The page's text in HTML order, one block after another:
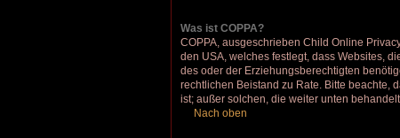
Was ist COPPA?
COPPA, ausgeschrieben Child Online
den USA, welches festlegt, dass Websites,
des oder der Erziehungsberechtigten
rechtlichen Beistand zu Rate. Bitte beachte,
ist; außer solchen, die weiter unten behandelt
Nach oben